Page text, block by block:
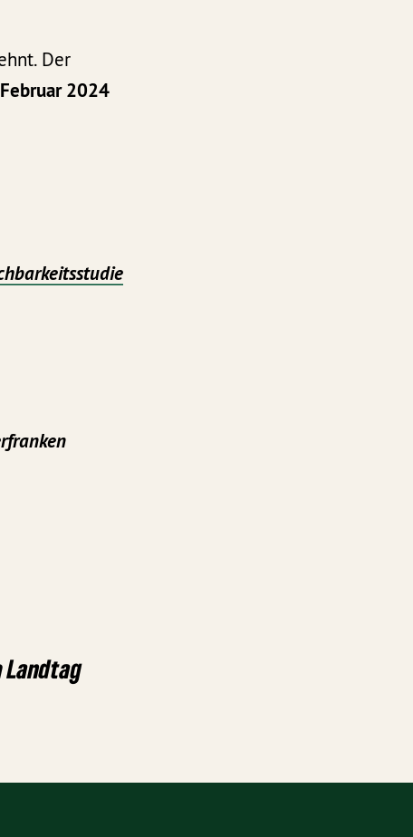
Der
2024